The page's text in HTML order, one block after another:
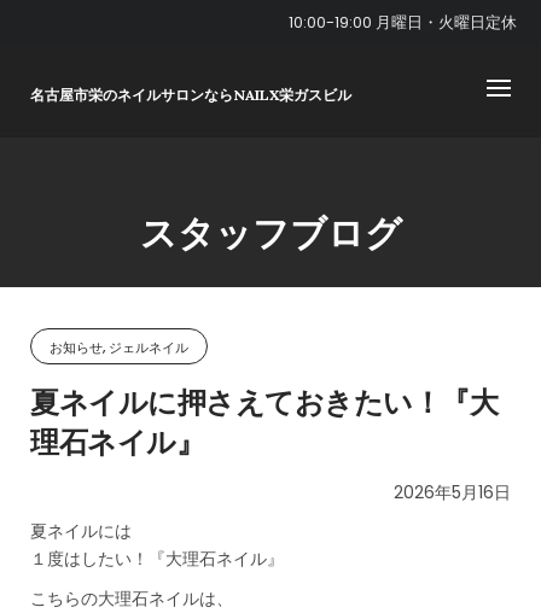
10:00-19:00 月曜日・火曜日定休
名古屋市栄のネイルサロンならNAILX栄ガスビル
スタッフブログ
お知らせ, ジェルネイル
夏ネイルに押さえておきたい！『大
理石ネイル』
2026年5月16日
夏ネイルには
１度はしたい！『大理石ネイル』
こちらの大理石ネイルは、